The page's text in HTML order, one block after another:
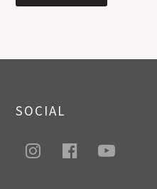
SOCIAL
instagram
facebookyoutube